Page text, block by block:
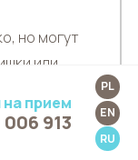
прием
913
PL
EN
RU
но могут
или